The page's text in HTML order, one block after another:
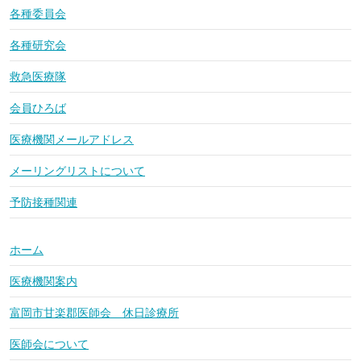
各種委員会
各種研究会
救急医療隊
会員ひろば
医療機関メールアドレス
メーリングリストについて
予防接種関連
ホーム
医療機関案内
富岡市甘楽郡医師会 休日診療所
医師会について